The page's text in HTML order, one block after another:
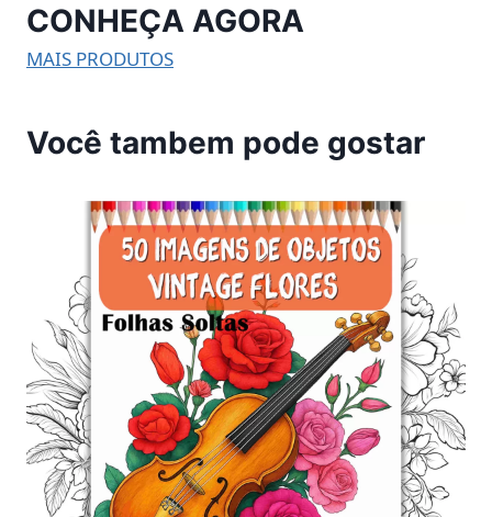
CONHEÇA AGORA
MAIS PRODUTOS
Você tambem pode gostar